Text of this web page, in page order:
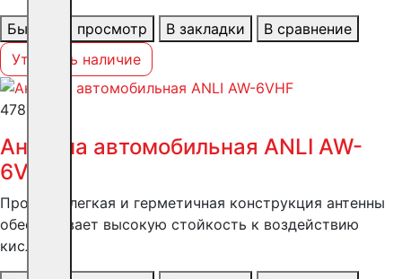
Быстрый просмотр В закладки
В сравнение
Уточнить наличие
4788 ₽
Антенна автомобильная ANLI AW-
6VHF
Прочная, легкая и герметичная конструкция антенны
обеспечивает высокую стойкость к воздействию
кисло..